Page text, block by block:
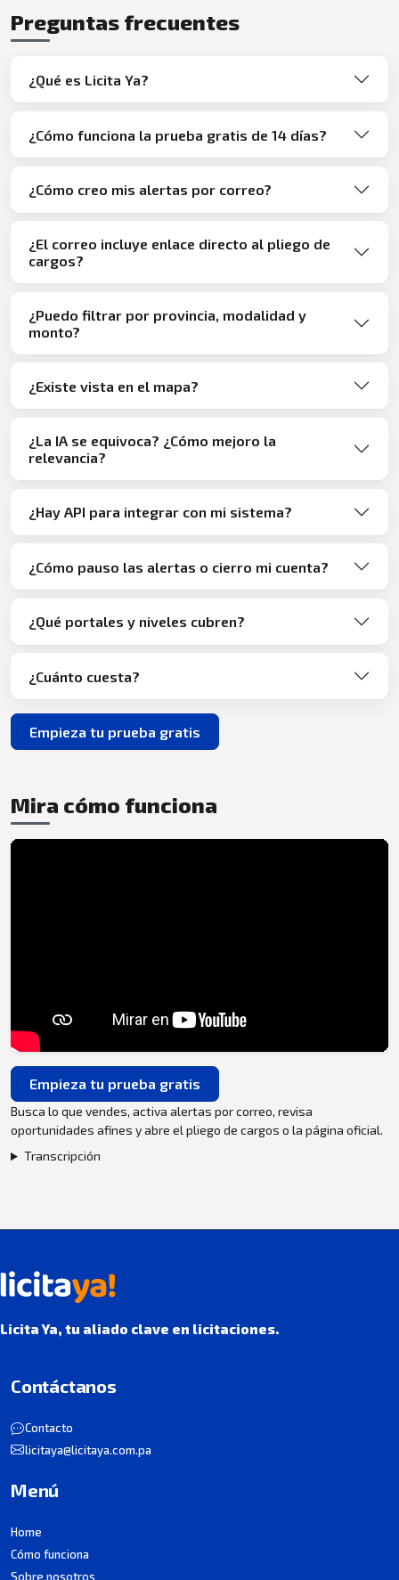
Preguntas frecuentes
¿Qué es Licita Ya?
¿Cómo funciona la prueba gratis de 14 días?
¿Cómo creo mis alertas por correo?
¿El correo incluye enlace directo al pliego de
cargos?
¿Puedo filtrar por provincia, modalidad y
monto?
¿Existe vista en el mapa?
¿La IA se equivoca? ¿Cómo mejoro la
relevancia?
¿Hay API para integrar con mi sistema?
¿Cómo pauso las alertas o cierro mi cuenta?
¿Qué portales y niveles cubren?
¿Cuánto cuesta?
Empieza tu prueba gratis
Mira cómo funciona
Empieza tu prueba gratis
Busca lo que vendes, activa alertas por correo, revisa
oportunidades afines y abre el pliego de cargos o la página oficial.
Transcripción
Licita Ya, tu aliado clave en licitaciones.
Contáctanos
Contacto
licitaya@licitaya.com.pa
Menú
Home
Cómo funciona
Sobre nosotros